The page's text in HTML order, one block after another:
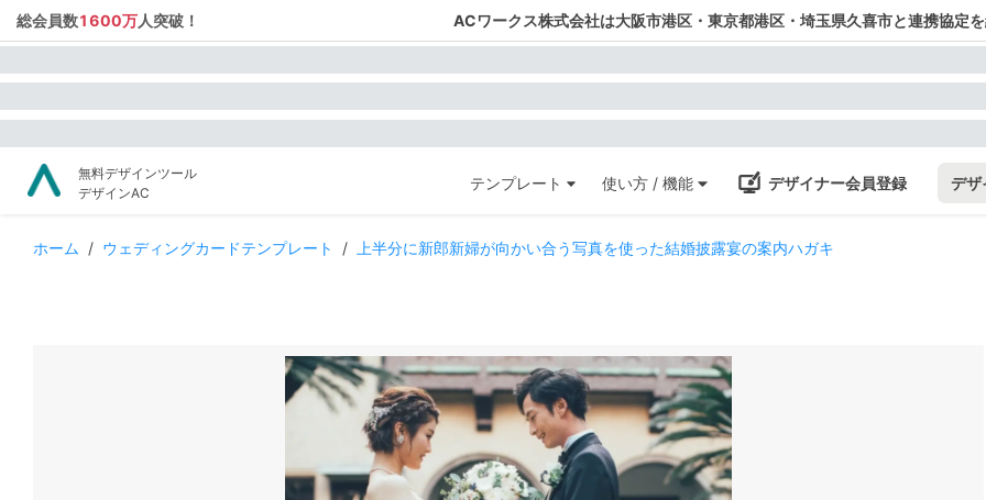
総会員数1600万人突破！ ACワークス株式会社は大阪市港区・東京都港区・埼玉県久喜市と連携協定
無料デザインツール
デザインAC
テンプレート 使い方 / 機能 デザイナー会員登録 デザ
ホーム / ウェディングカードテンプレート / 上半分に新郎新婦が向かい合う写真を使った結婚披露宴の案内ハガキ